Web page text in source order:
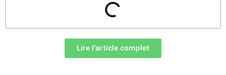
Lire l'article complet